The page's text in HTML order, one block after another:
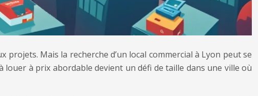
Mais la recherche d’un local commercial à Lyon peut se
à prix abordable devient un défi de taille dans une ville où